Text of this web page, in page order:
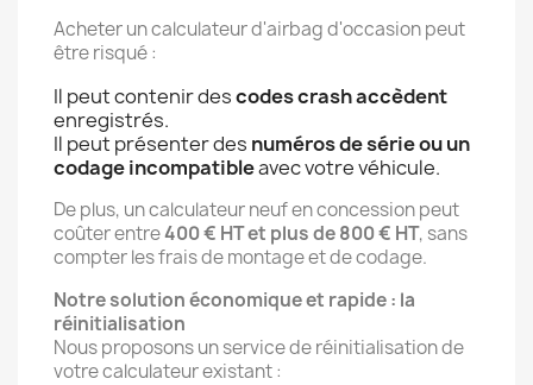
Acheter un calculateur d'airbag d'occasion peut
être risqué :
Il peut contenir descodes crash accèdent
enregistrés.
Il peut présenter des numéros de série ou un
codage incompatibleavec votre véhicule.
De plus, un calculateur neuf en concession peut
coûter entre400 € HT et plus de 800 € HT, sans
compter les frais de montage et de codage.
Notre solution économique et rapide : la
réinitialisation
Nous proposons un service de réinitialisation de
votre calculateur existant :